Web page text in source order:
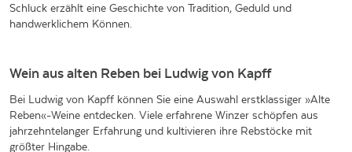
Schluck erzählt eine Geschichte von Tradition, Geduld und
handwerklichem Können.
Wein aus alten Reben bei Ludwig von Kapff
Bei Ludwig von Kapff können Sie eine Auswahl erstklassiger »Alte
Reben«-Weine entdecken. Viele erfahrene Winzer schöpfen aus
jahrzehntelanger Erfahrung und kultivieren ihre Rebstöcke mit
größter Hingabe.